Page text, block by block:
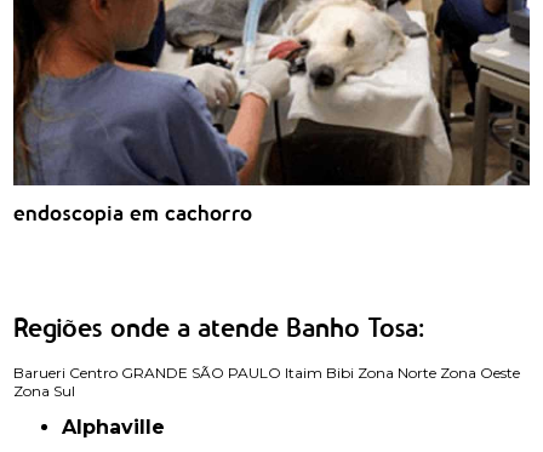
endoscopia em cachorro
Regiões onde a atende Banho Tosa:
Barueri Centro GRANDE SÃO PAULO Itaim Bibi Zona Norte Zona Oeste
Zona Sul
Alphaville